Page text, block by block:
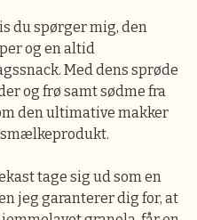
du spørger mig, den
og en altid
Med dens sprøde
og frø samt sødme fra
den ultimative makker
tage sig ud som en
jeg garanterer dig for, at